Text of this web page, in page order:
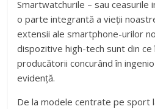
Smartwatchurile – sau ceasurile
o parte integrantă a vieții
extensii ale smartphone-urilor
dispozitive high-tech sunt din
producătorii concurând în
evidență.
De la modele centrate pe sport